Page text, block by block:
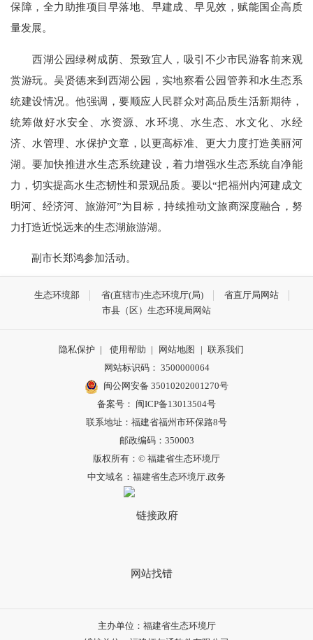
保障，全力助推项目早落地、早建成、早见效，赋能国企高质
量发展。
西湖公园绿树成荫、景致宜人，吸引不少市民游客前来观
赏游玩。吴贤德来到西湖公园，实地察看公园管养和水生态系
统建设情况。他强调，要顺应人民群众对高品质生活新期待，
统筹做好水安全、水资源、水环境、水生态、水文化、水经
济、水管理、水保护文章，以更高标准、更大力度打造美丽河
湖。要加快推进水生态系统建设，着力增强水生态系统自净能
力，切实提高水生态韧性和景观品质。要以“把福州内河建成文
明河、经济河、旅游河”为目标，持续推动文旅商深度融合，努
力打造近悦远来的生态湖旅游湖。
副市长郑鸿参加活动。
生态环境部 省(直辖市)生态环境厅(局)
省直厅局网站
市县（区）生态环境局网站
隐私保护 | 使用帮助 | 网站地图 | 联系我们
网站标识码： 3500000064
闽公网安备 35010202001270号
备案号： 闽ICP备13013504号
联系地址：福建省福州市环保路8号
邮政编码：350003
版权所有：© 福建省生态环境厅
中文域名：福建省生态环境厅.政务
主办单位：福建省生态环境厅